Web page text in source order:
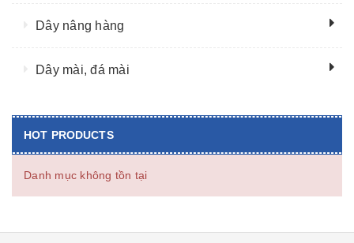
Dây nâng hàng
Dây mài, đá mài
HOT PRODUCTS
Danh mục không tồn tại